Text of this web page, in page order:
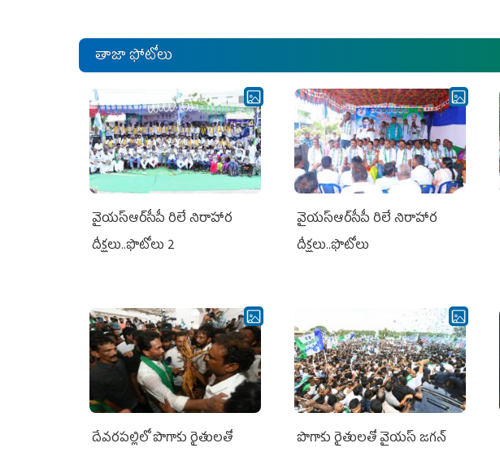
తాజా ఫోటోలు
వైయ‌స్ఆర్‌సీపీ రిలే నిరాహార
దీక్షలు..ఫొటోలు 2
వైయ‌స్ఆర్‌సీపీ రిలే నిరాహార
దీక్షలు..ఫొటోలు
దేవరపల్లిలో పొగాకు రైతులతో
పొగాకు రైతుల‌తో వైయ‌స్ జ‌గ‌న్